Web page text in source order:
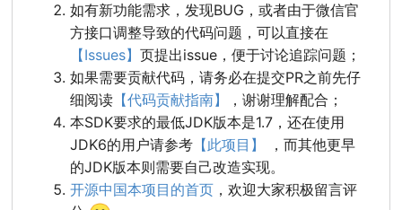
如有新功能需求，发现BUG，或者由于微信官
方接口调整导致的代码问题，可以直接在
【Issues】 页提出issue，便于讨论追踪问题；
如果需要贡献代码，请务必在提交PR之前先仔
细阅读 【代码贡献指南】
，谢谢理解配合；
本SDK要求的最低JDK版本是1.7，还在使用
JDK6的用户请参考 【此项目】
，而其他更早
的JDK版本则需要自己改造实现。
开源中国本项目的首页 ，欢迎大家积极留言评